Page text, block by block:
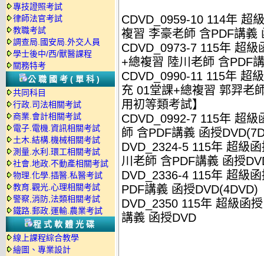
專技證照考試
律師法官考試
教職考試
調查局.國安局.外交人員
學士後中/西/獸醫課程
關務特考
公職國考(單科)
共同科目
行政.司法相關考試
商業.會計相關考試
電子.電機.資訊相關考試
土木.結構.機械相關考試
測量.水利.環工相關考試
社會.地政.不動產相關考試
物理.化學.插醫.私醫考試
教育.觀光.心理相關考試
警察,消防,法類相關考試
鐵路.郵政.運輸.農業考試
程式軟體光碟
線上課程綜合教學
繪圖、專業設計
CDVD_0959-10 114年 超
複習 李豪老師 含PDF講義
CDVD_0973-7 115年 超
+總複習 陸川老師 含PDF
CDVD_0990-11 115年 超
充 01堂課+總複習 郭羿老
用初等類考試】
CDVD_0992-7 115年 超
師 含PDF講義 函授
DVD_2324-5 115年 超級
川老師 含PDF講義 函授
DVD_2336-4 115年 超級
PDF講義 函授DVD(4DVD)
DVD_2350 115年 超級函
講義 函授DVD